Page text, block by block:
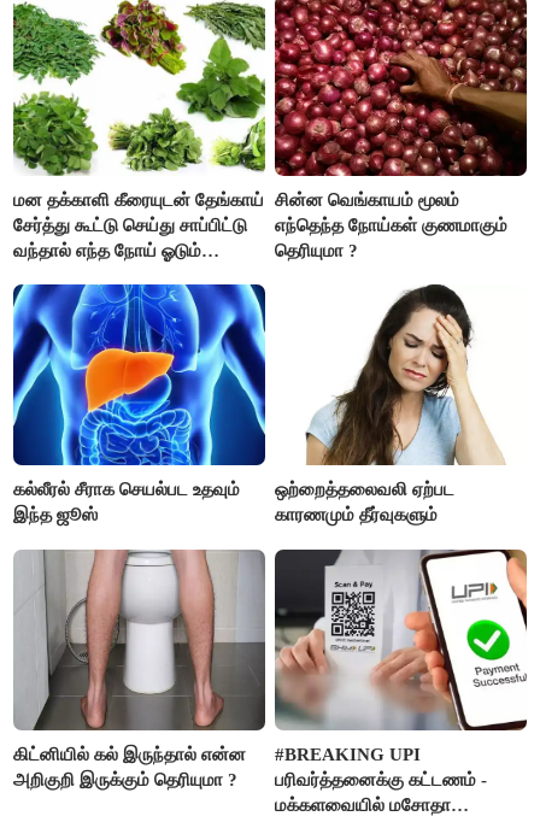
பொறுப்புகளை ஒப்படைப்பதில்
கவனம் தேவை..!
மன தக்காளி கீரையுடன் தேங்காய்
சேர்த்து கூட்டு செய்து சாப்பிட்டு
வந்தால் எந்த நோய் ஓடும்
சின்ன வெங்காயம் மூலம்
எந்தெந்த நோய்கள் குணமாகும்
தெரியுமா ?
கல்லீரல் சீராக செயல்பட உதவும்
இந்த ஜூஸ்
ஒற்றைத்தலைவலி ஏற்பட
காரணமும் தீர்வுகளும்
கிட்னியில் கல் இருந்தால் என்ன
அறிகுறி இருக்கும் தெரியுமா ?
#BREAKING UPI
பரிவர்த்தனைக்கு கட்டணம் -
மக்களவையில் மசோதா